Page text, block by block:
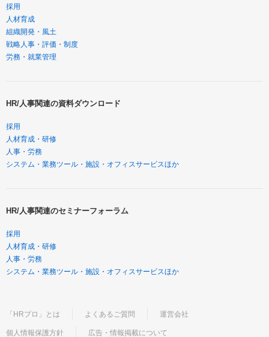
採用
人材育成
組織開発・風土
戦略人事・評価・制度
労務・就業管理
HR/人事関連の資料ダウンロード
採用
人材育成・研修
人事・労務
システム・業務ツール・施設・オフィスサービスほか
HR/人事関連のセミナーフォーラム
採用
人材育成・研修
人事・労務
システム・業務ツール・施設・オフィスサービスほか
「HRプロ」とは よくあるご質問 運営会社
個人情報保護方針 広告・情報掲載について